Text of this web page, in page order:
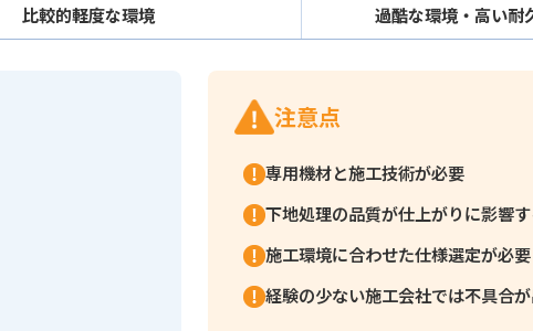
比較的軽度な環境 過酷な環境・高い耐
注意点
専用機材と施工技術が必要
下地処理の品質が仕上がりに影響
施工環境に合わせた仕様選定が必要
経験の少ない施工会社では不具合